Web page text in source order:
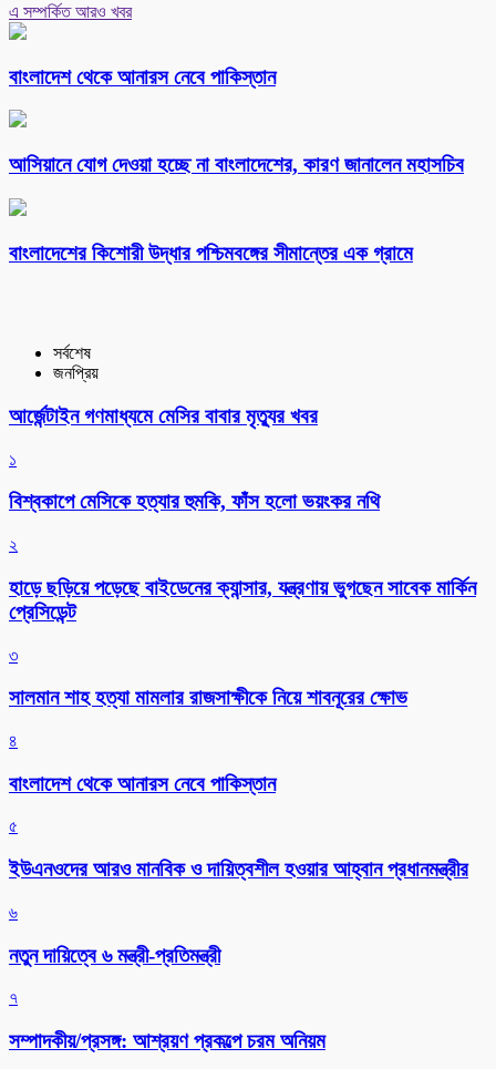
এ সম্পর্কিত আরও খবর
বাংলাদেশ থেকে আনারস নেবে পাকিস্তান
আসিয়ানে যোগ দেওয়া হচ্ছে না বাংলাদেশের, কারণ জানালেন মহাসচিব
বাংলাদেশের কিশোরী উদ্ধার পশ্চিমবঙ্গের সীমান্তের এক গ্রামে
সর্বশেষ
জনপ্রিয়
আর্জেন্টাইন গণমাধ্যমে মেসির বাবার মৃত্যুর খবর
১
বিশ্বকাপে মেসিকে হত্যার হুমকি, ফাঁস হলো ভয়ংকর নথি
২
হাড়ে ছড়িয়ে পড়েছে বাইডেনের ক্যান্সার, যন্ত্রণায় ভুগছেন সাবেক মার্কিন
প্রেসিডেন্ট
৩
সালমান শাহ হত্যা মামলার রাজসাক্ষীকে নিয়ে শাবনূরের ক্ষোভ
৪
বাংলাদেশ থেকে আনারস নেবে পাকিস্তান
৫
ইউএনওদের আরও মানবিক ও দায়িত্বশীল হওয়ার আহ্বান প্রধানমন্ত্রীর
৬
নতুন দায়িত্বে ৬ মন্ত্রী-প্রতিমন্ত্রী
৭
সম্পাদকীয়/প্রসঙ্গ: আশ্রয়ণ প্রকল্পে চরম অনিয়ম